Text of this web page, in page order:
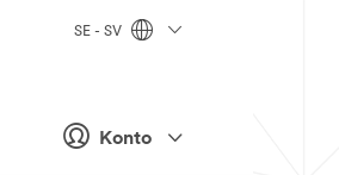
Konto
SE - SV